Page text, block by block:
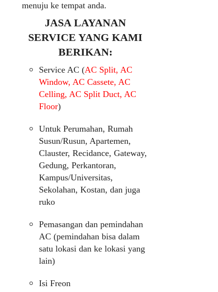
menuju ke tempat anda.
JASA LAYANAN
SERVICE YANG KAMI
BERIKAN:
Service AC (AC Split, AC
Window, AC Cassete, AC
Celling, AC Split Duct, AC
Floor)
Untuk Perumahan, Rumah
Susun/Rusun, Apartemen,
Clauster, Recidance, Gateway,
Gedung, Perkantoran,
Kampus/Universitas,
Sekolahan, Kostan, dan juga
ruko
Pemasangan dan pemindahan
AC (pemindahan bisa dalam
satu lokasi dan ke lokasi yang
lain)
Isi Freon